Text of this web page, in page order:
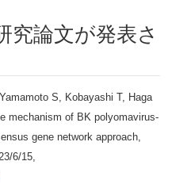
S, Kobayashi T, Haga
mechanism of BK polyomavirus-
gene network approach,
6/15,